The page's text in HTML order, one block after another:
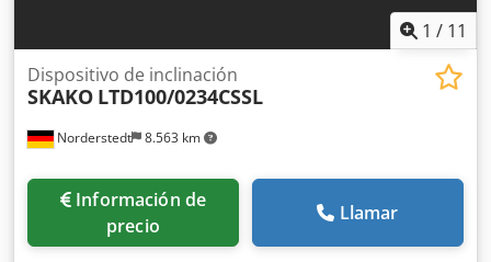
1 / 11
Norderstedt 8.563 km
Dispositivo de inclinación
SKAKO LTD100/0234CSSL
Información de
precio
Llamar